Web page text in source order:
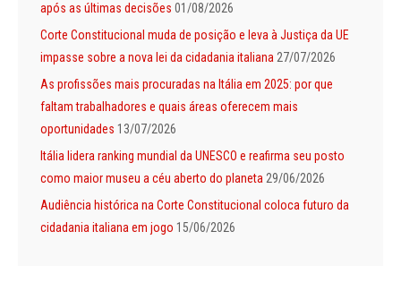
após as últimas decisões 01/08/2026
Corte Constitucional muda de posição e leva à Justiça da UE
impasse sobre a nova lei da cidadania italiana 27/07/2026
As profissões mais procuradas na Itália em 2025: por que
faltam trabalhadores e quais áreas oferecem mais
oportunidades 13/07/2026
Itália lidera ranking mundial da UNESCO e reafirma seu posto
como maior museu a céu aberto do planeta 29/06/2026
Audiência histórica na Corte Constitucional coloca futuro da
cidadania italiana em jogo 15/06/2026